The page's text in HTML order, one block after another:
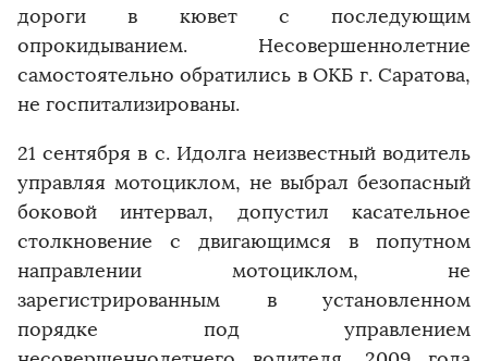
дороги в кювет с последующим
опрокидыванием. Несовершеннолетние
самостоятельно обратились в ОКБ г. Саратова,
не госпитализированы.
21 сентября в с. Идолга неизвестный водитель
управляя мотоциклом, не выбрал безопасный
боковой интервал, допустил касательное
столкновение с двигающимся в попутном
направлении мотоциклом, не
зарегистрированным в установленном
порядке под управлением